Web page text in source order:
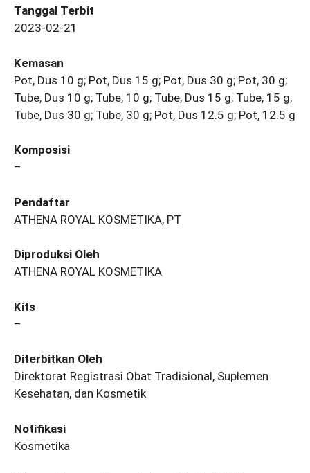
Tanggal Terbit
2023-02-21
Kemasan
Pot, Dus 10 g; Pot, Dus 15 g; Pot, Dus 30 g; Pot, 30 g;
Tube, Dus 10 g; Tube, 10 g; Tube, Dus 15 g; Tube, 15 g;
Tube, Dus 30 g; Tube, 30 g; Pot, Dus 12.5 g; Pot, 12.5 g
Komposisi
–
Pendaftar
ATHENA ROYAL KOSMETIKA, PT
Diproduksi Oleh
ATHENA ROYAL KOSMETIKA
Kits
–
Diterbitkan Oleh
Direktorat Registrasi Obat Tradisional, Suplemen
Kesehatan, dan Kosmetik
Notifikasi
Kosmetika